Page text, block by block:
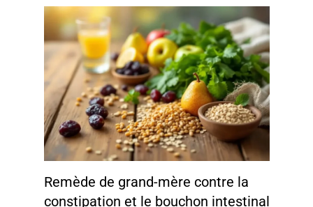
Remède de grand-mère contre la
constipation et le bouchon intestinal